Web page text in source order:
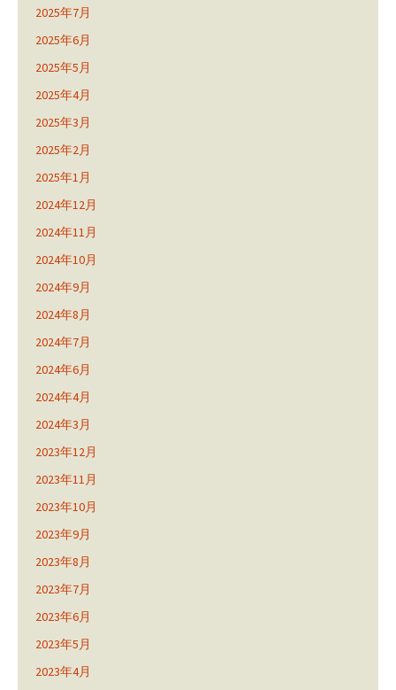
2025年7月
2025年6月
2025年5月
2025年4月
2025年3月
2025年2月
2025年1月
2024年12月
2024年11月
2024年10月
2024年9月
2024年8月
2024年7月
2024年6月
2024年4月
2024年3月
2023年12月
2023年11月
2023年10月
2023年9月
2023年8月
2023年7月
2023年6月
2023年5月
2023年4月